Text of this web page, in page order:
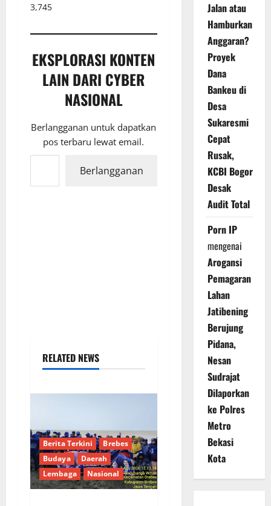
3,745
EKSPLORASI KONTEN
LAIN DARI CYBER
NASIONAL
Berlangganan untuk dapatkan
pos terbaru lewat email.
Ketikkan email Anda...
Berlangganan
RELATED NEWS
Berita Terkini
Brebes
Budaya
Daerah
Lembaga
Nasional
Jalan atau
Hamburkan
Anggaran?
Proyek
Dana
Bankeu di
Desa
Sukaresmi
Cepat
Rusak,
KCBI Bogor
Desak
Audit Total
Porn IP
mengenai
Arogansi
Pemagaran
Lahan
Jatibening
Berujung
Pidana,
Nesan
Sudrajat
Dilaporkan
ke Polres
Metro
Bekasi
Kota